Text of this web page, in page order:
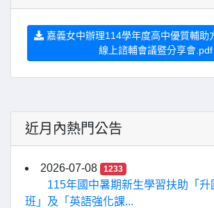
嘉義女中辦理114學年度高中優質輔助
線上諮輔會議暨分享會.pdf
近月內熱門公告
2026-07-08 1233
115年國中暑期新生學習扶助「升
班」及「英語強化課...